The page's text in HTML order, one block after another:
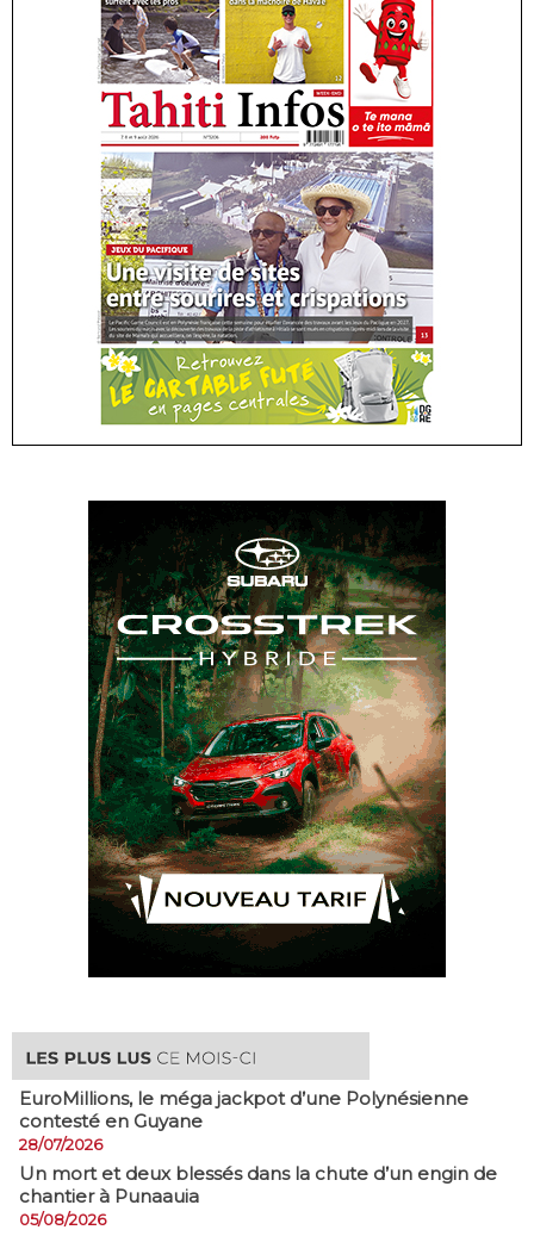
EuroMillions, ​le méga jackpot d’une Polynésienne
contesté en Guyane
28/07/2026
​Un mort et deux blessés dans la chute d’un engin de
chantier à Punaauia
05/08/2026